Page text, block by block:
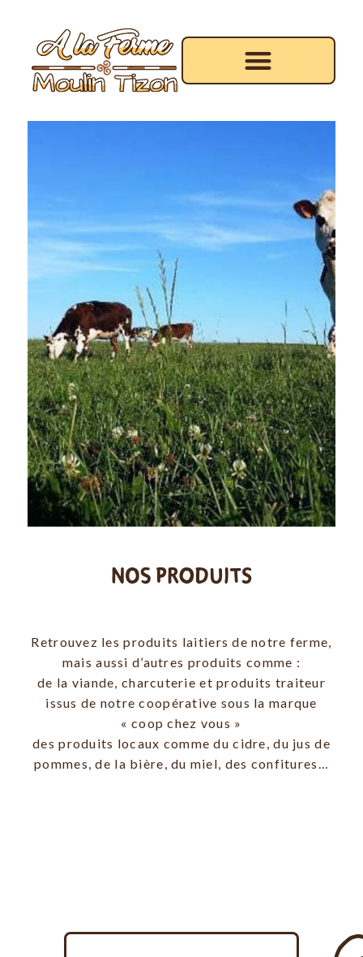
À LA FERME
MOULIN TIZON
Retrouvez des produits
fermiers bons et sains pour
régaler les gourmands
NOS PRODUITS
Retrouvez les produits laitiers de notre ferme,
mais aussi d’autres produits comme :
de la viande, charcuterie et produits traiteur
issus de notre coopérative sous la marque
« coop chez vous »
des produits locaux comme du cidre, du jus de
pommes, de la bière, du miel, des confitures…